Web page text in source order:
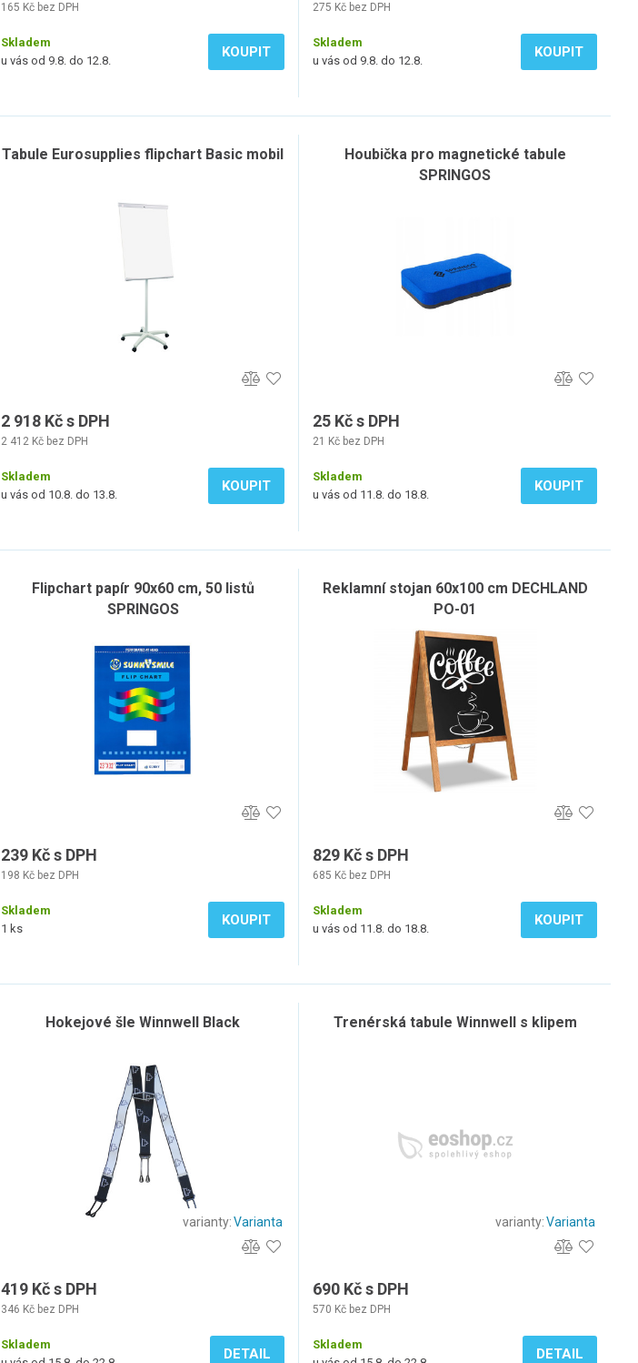
165 Kč bez DPH
Skladem
u vás od 9.8. do 12.8.
KOUPIT
275 Kč bez DPH
Skladem
u vás od 9.8. do 12.8.
KOUPIT
Tabule Eurosupplies flipchart Basic mobil
2 918 Kč s DPH
2 412 Kč bez DPH
Skladem
u vás od 10.8. do 13.8.
KOUPIT
Houbička pro magnetické tabule
SPRINGOS
25 Kč s DPH
21 Kč bez DPH
Skladem
u vás od 11.8. do 18.8.
KOUPIT
Flipchart papír 90x60 cm, 50 listů
SPRINGOS
239 Kč s DPH
198 Kč bez DPH
Skladem
1 ks
KOUPIT
Reklamní stojan 60x100 cm DECHLAND
PO-01
829 Kč s DPH
685 Kč bez DPH
Skladem
u vás od 11.8. do 18.8.
KOUPIT
Hokejové šle Winnwell Black
varianty:Varianta
419 Kč s DPH
346 Kč bez DPH
Skladem
DETAIL
Trenérská tabule Winnwell s klipem
varianty:Varianta
690 Kč s DPH
570 Kč bez DPH
Skladem
DETAIL